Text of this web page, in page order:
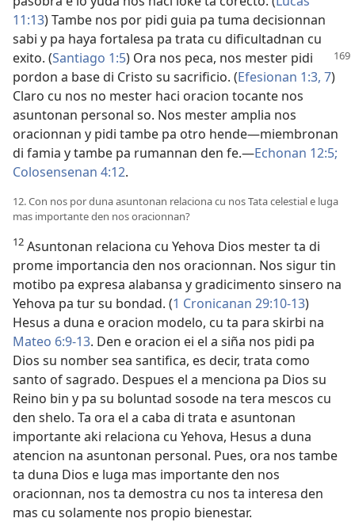
11:13) Tambe nos por pidi guia pa tuma decisionnan
sabi y pa haya fortalesa pa trata cu dificultadnan cu
exito. (Santiago 1:5) Ora nos peca, nos mester pidi
pordon a base di Cristo su sacrificio. (Efesionan 1:3, 7)
Claro cu nos no mester haci oracion tocante nos
asuntonan personal so. Nos mester amplia nos
oracionnan y pidi tambe pa otro hende—miembronan
di famia y tambe pa rumannan den fe.—Echonan 12:5;
Colosensenan 4:12.
12. Con nos por duna asuntonan relaciona cu nos Tata celestial e luga
mas importante den nos oracionnan?
12 Asuntonan relaciona cu Yehova Dios mester ta di
prome importancia den nos oracionnan. Nos sigur tin
motibo pa expresa alabansa y gradicimento sinsero na
Yehova pa tur su bondad. (1 Cronicanan 29:10-13)
Hesus a duna e oracion modelo, cu ta para skirbi na
Mateo 6:9-13. Den e oracion ei el a siña nos pidi pa
Dios su nomber sea santifica, es decir, trata como
santo of sagrado. Despues el a menciona pa Dios su
Reino bin y pa su boluntad sosode na tera mescos cu
den shelo. Ta ora el a caba di trata e asuntonan
importante aki relaciona cu Yehova, Hesus a duna
atencion na asuntonan personal. Pues, ora nos tambe
ta duna Dios e luga mas importante den nos
oracionnan, nos ta demostra cu nos ta interesa den
mas cu solamente nos propio bienestar.